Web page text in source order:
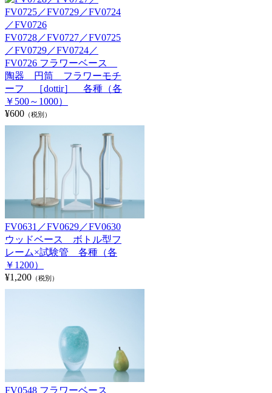
FV0728／FV0727／FV0725
／FV0729／FV0724／
FV0726 フラワーベース
陶器 円筒 フラワーモチ
ーフ ［dottir］ 各種（各
￥500～1000）
¥600 （税別）
FV0631／FV0629／FV0630
ウッドベース ボトル型フ
レーム×試験管 各種（各
￥1200）
¥1,200 （税別）
FV0548 フラワーベース